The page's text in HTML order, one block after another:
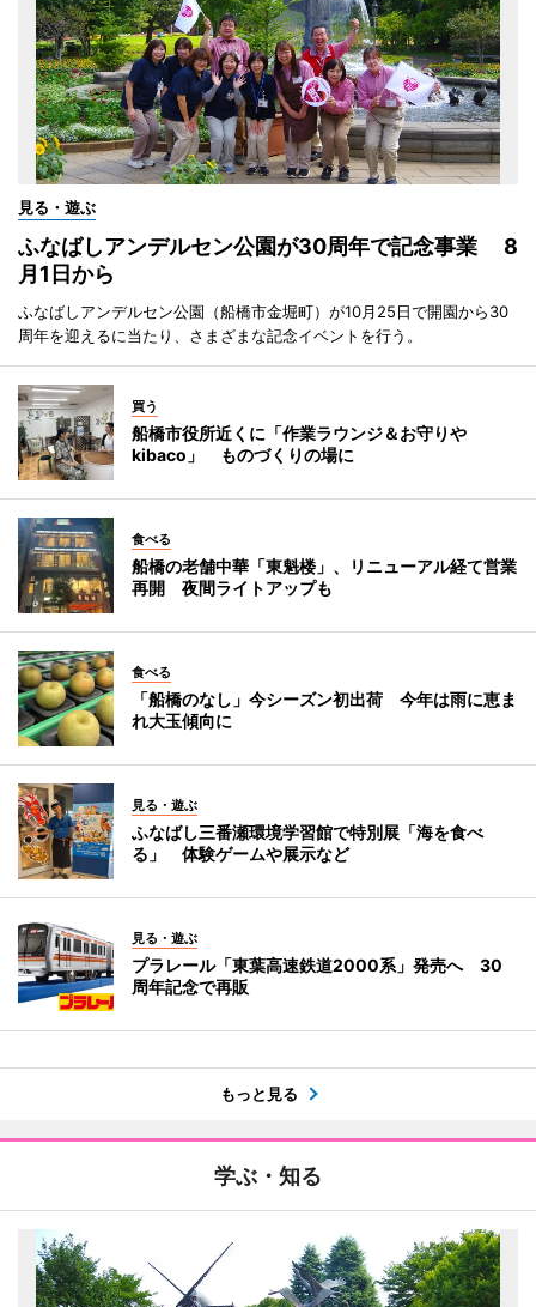
見る・遊ぶ
ふなばしアンデルセン公園が30周年で記念事業 8
月1日から
ふなばしアンデルセン公園（船橋市金堀町）が10月25日で開園から30
周年を迎えるに当たり、さまざまな記念イベントを行う。
買う
船橋市役所近くに「作業ラウンジ＆お守りや
kibaco」 ものづくりの場に
食べる
船橋の老舗中華「東魁楼」、リニューアル経て営業
再開 夜間ライトアップも
食べる
「船橋のなし」今シーズン初出荷 今年は雨に恵ま
れ大玉傾向に
見る・遊ぶ
ふなばし三番瀬環境学習館で特別展「海を食べ
る」 体験ゲームや展示など
見る・遊ぶ
プラレール「東葉高速鉄道2000系」発売へ 30
周年記念で再販
もっと見る
学ぶ・知る